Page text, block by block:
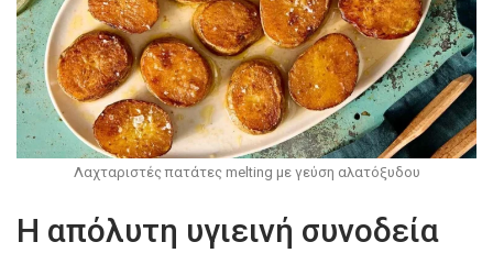
Λαχταριστές πατάτες melting με γεύση αλατόξυδου
Η απόλυτη υγιεινή συνοδεία